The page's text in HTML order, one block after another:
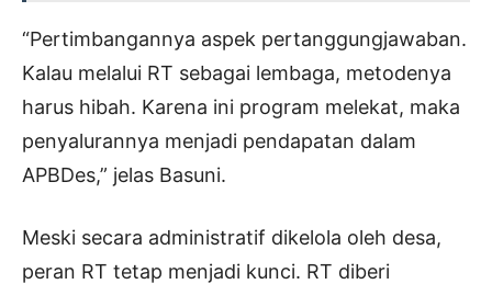
“Pertimbangannya aspek pertanggungjawaban.
Kalau melalui RT sebagai lembaga, metodenya
harus hibah. Karena ini program melekat, maka
penyalurannya menjadi pendapatan dalam
APBDes,” jelas Basuni.
Meski secara administratif dikelola oleh desa,
peran RT tetap menjadi kunci. RT diberi